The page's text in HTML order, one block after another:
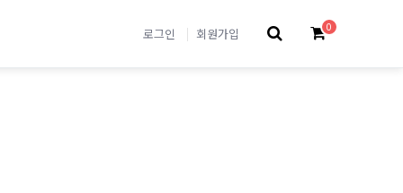
로그인 회원가입 0